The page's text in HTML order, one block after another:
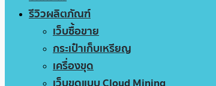
รีวิวผลิตภัณฑ์
เว็บซื้อขาย
กระเป๋าเก็บเหรียญ
เครื่องขุด